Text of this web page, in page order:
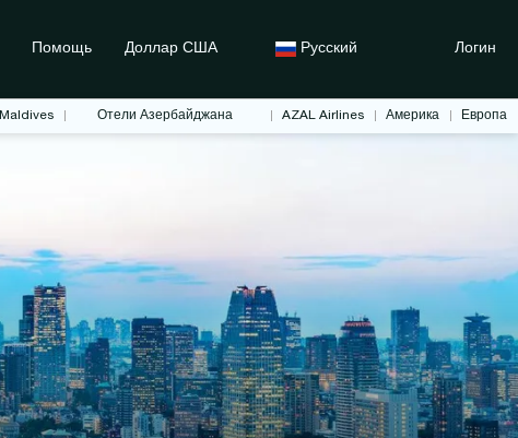
Помощь Доллар США Русский Логин
Maldives Отели Азербайджана AZAL Airlines Америка Европа